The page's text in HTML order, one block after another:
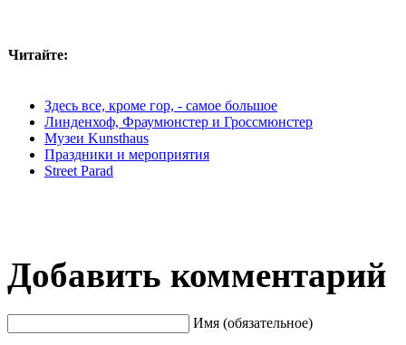
Читайте:
Здесь все, кроме гор, - самое большое
Линденхоф, Фраумюнстер и Гроссмюнстер
Музеи Kunsthaus
Праздники и мероприятия
Street Parad
Добавить комментарий
Имя (обязательное)